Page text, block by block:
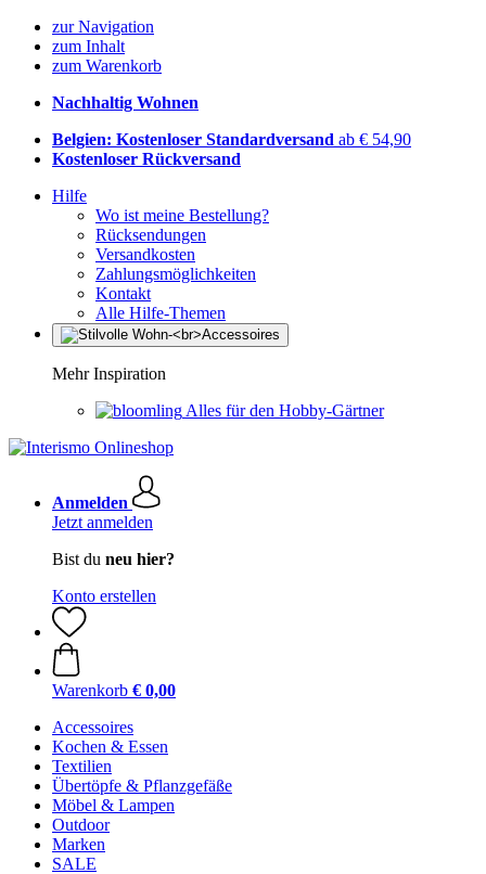
zur Navigation
zum Inhalt
zum Warenkorb
Nachhaltig Wohnen
Belgien: Kostenloser Standardversand ab € 54,90
Kostenloser Rückversand
Hilfe
Wo ist meine Bestellung?
Rücksendungen
Versandkosten
Zahlungsmöglichkeiten
Kontakt
Alle Hilfe-Themen
Mehr Inspiration
Alles für den Hobby-Gärtner
Anmelden
Jetzt anmelden
Bist du neu hier?
Konto erstellen
Warenkorb € 0,00
Accessoires
Kochen & Essen
Textilien
Übertöpfe & Pflanzgefäße
Möbel & Lampen
Outdoor
Marken
SALE